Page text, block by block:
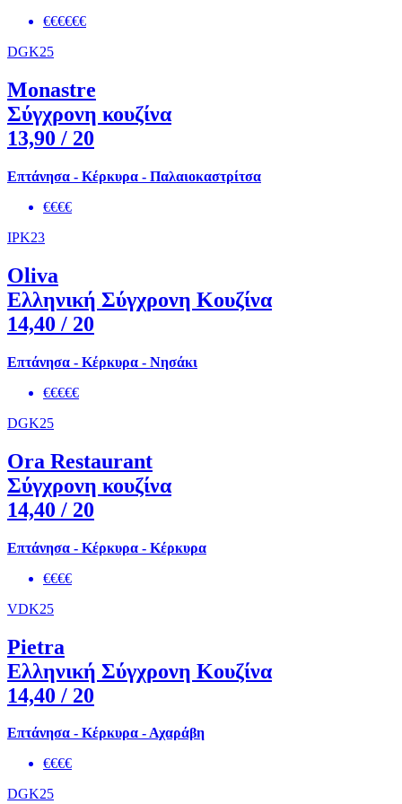
€€€€€€
DGK25
Monastre
Σύγχρονη κουζίνα
13,90 / 20
Επτάνησα - Κέρκυρα - Παλαιοκαστρίτσα
€€€€
IPK23
Oliva
Ελληνική Σύγχρονη Κουζίνα
14,40 / 20
Επτάνησα - Κέρκυρα - Νησάκι
€€€€€
DGK25
Ora Restaurant
Σύγχρονη κουζίνα
14,40 / 20
Επτάνησα - Κέρκυρα - Κέρκυρα
€€€€
VDK25
Pietra
Ελληνική Σύγχρονη Κουζίνα
14,40 / 20
Επτάνησα - Κέρκυρα - Αχαράβη
€€€€
DGK25